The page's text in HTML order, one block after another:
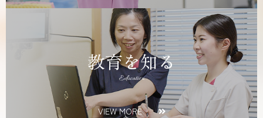
教育を知る
Education
VIEW MORE